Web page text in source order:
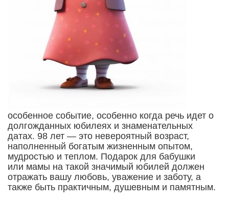
особенное событие, особенно когда речь идет о
долгожданных юбилеях и знаменательных
датах. 98 лет — это невероятный возраст,
наполненный богатым жизненным опытом,
мудростью и теплом. Подарок для бабушки
или мамы на такой значимый юбилей должен
отражать вашу любовь, уважение и заботу, а
также быть практичным, душевным и памятным.